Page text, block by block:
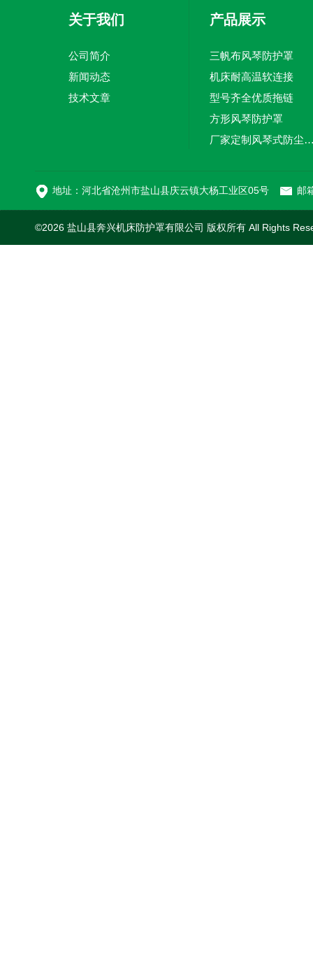
关于我们
公司简介
新闻动态
技术文章
产品展示
三帆布风琴防护罩
机床耐高温软连接
型号齐全优质拖链
方形风琴防护罩
厂家定制风琴式
地址：河北省沧州市盐山县庆云镇大杨工业区05号 邮
©2026 盐山县奔兴机床防护罩有限公司 版权所有 All Rights